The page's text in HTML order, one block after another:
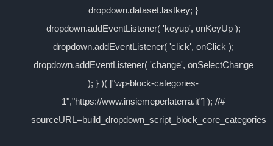
dropdown.dataset.lastkey; }
dropdown.addEventListener( 'keyup', onKeyUp );
dropdown.addEventListener( 'click', onClick );
dropdown.addEventListener( 'change', onSelectChange
); } )( ["wp-block-categories-
1","https://www.insiemeperlaterra.it"] ); //#
sourceURL=build_dropdown_script_block_core_categories